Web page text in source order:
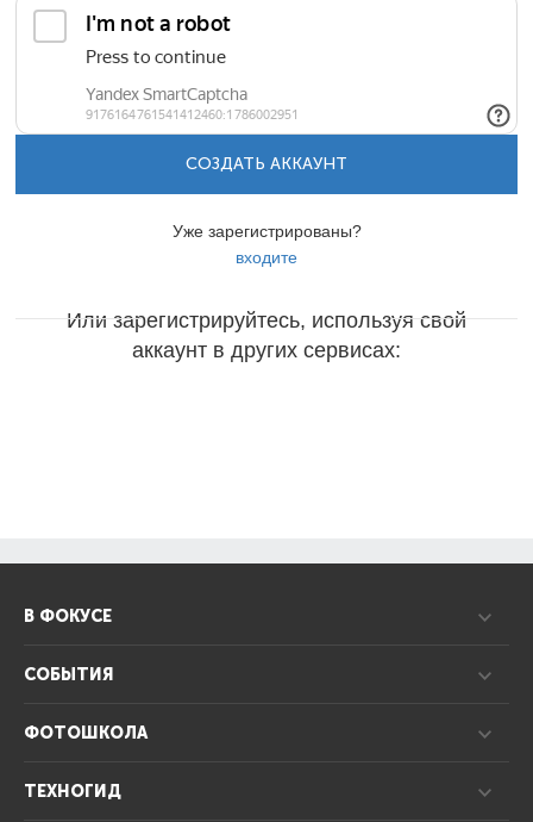
СОЗДАТЬ АККАУНТ
Уже зарегистрированы?
входите
Или зарегистрируйтесь, используя свой
аккаунт в других сервисах:
В ФОКУСЕ
СОБЫТИЯ
ФОТОШКОЛА
ТЕХНОГИД